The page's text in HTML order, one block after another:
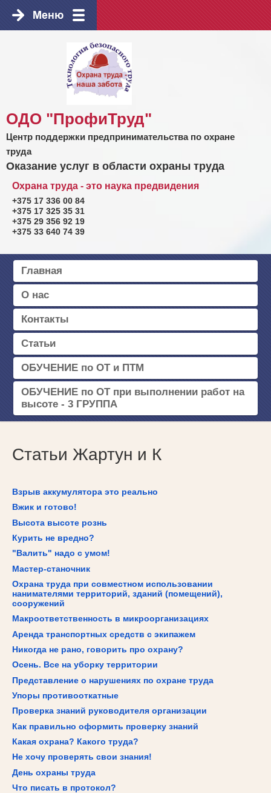
ОДО "ПрофиТруд"
Центр поддержки предпринимательства по охране
труда
Оказание услуг в области охраны труда
Охрана труда - это наука предвидения
+375 17 336 00 84
+375 17 325 35 31
+375 29 356 92 19
+375 33 640 74 39
Главная
О нас
Контакты
Статьи
ОБУЧЕНИЕ по ОТ и ПТМ
ОБУЧЕНИЕ по ОТ при выполнении работ на
высоте - 3 ГРУППА
Статьи Жартун и К
Взрыв аккумулятора это реально
Вжик и готово!
Высота высоте рознь
Курить не вредно?
"Валить" надо с умом!
Мастер-станочник
Охрана труда при совместном использовании
нанимателями территорий, зданий (помещений),
сооружений
Макроответственность в микроорганизациях
Аренда транспортных средств с экипажем
Никогда не рано, говорить про охрану?
Осень. Все на уборку территории
Представление о нарушениях по охране труда
Упоры противооткатные
Проверка знаний руководителя организации
Как правильно оформить проверку знаний
Какая охрана? Какого труда?
Не хочу проверять свои знания!
День охраны труда
Что писать в протокол?